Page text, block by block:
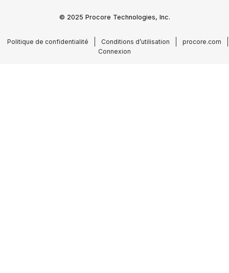
© 2025 Procore Technologies, Inc.
Politique de confidentialité Conditions d’utilisation
procore.com
Connexion